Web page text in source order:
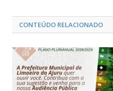
CONTEÚDO RELACIONADO